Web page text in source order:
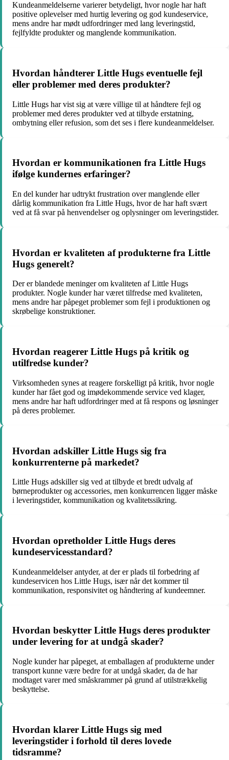
Kundeanmeldelserne varierer betydeligt, hvor nogle har haft
positive oplevelser med hurtig levering og god kundeservice,
mens andre har mødt udfordringer med lang leveringstid,
fejlfyldte produkter og manglende kommunikation.
Hvordan håndterer Little Hugs eventuelle fejl
eller problemer med deres produkter?
Little Hugs har vist sig at være villige til at håndtere fejl og
problemer med deres produkter ved at tilbyde erstatning,
ombytning eller refusion, som det ses i flere kundeanmeldelser.
Hvordan er kommunikationen fra Little Hugs
ifølge kundernes erfaringer?
En del kunder har udtrykt frustration over manglende eller
dårlig kommunikation fra Little Hugs, hvor de har haft svært
ved at få svar på henvendelser og oplysninger om leveringstider.
Hvordan er kvaliteten af produkterne fra Little
Hugs generelt?
Der er blandede meninger om kvaliteten af Little Hugs
produkter. Nogle kunder har været tilfredse med kvaliteten,
mens andre har påpeget problemer som fejl i produktionen og
skrøbelige konstruktioner.
Hvordan reagerer Little Hugs på kritik og
utilfredse kunder?
Virksomheden synes at reagere forskelligt på kritik, hvor nogle
kunder har fået god og imødekommende service ved klager,
mens andre har haft udfordringer med at få respons og løsninger
på deres problemer.
Hvordan adskiller Little Hugs sig fra
konkurrenterne på markedet?
Little Hugs adskiller sig ved at tilbyde et bredt udvalg af
børneprodukter og accessories, men konkurrencen ligger måske
i leveringstider, kommunikation og kvalitetssikring.
Hvordan opretholder Little Hugs deres
kundeservicesstandard?
Kundeanmeldelser antyder, at der er plads til forbedring af
kundeservicen hos Little Hugs, især når det kommer til
kommunikation, responsivitet og håndtering af kundeemner.
Hvordan beskytter Little Hugs deres produkter
under levering for at undgå skader?
Nogle kunder har påpeget, at emballagen af produkterne under
transport kunne være bedre for at undgå skader, da de har
modtaget varer med småskrammer på grund af utilstrækkelig
beskyttelse.
Hvordan klarer Little Hugs sig med
leveringstider i forhold til deres lovede
tidsramme?